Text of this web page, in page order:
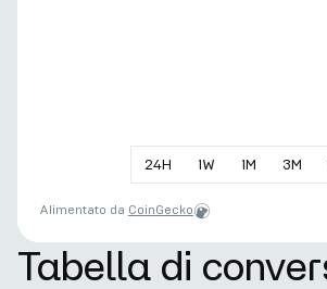
24H 1W 1M 3M
Alimentato da CoinGecko
Tabella di